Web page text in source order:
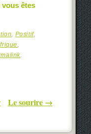
êtes
, Positif,
,
.
Le sourire →